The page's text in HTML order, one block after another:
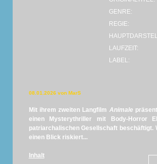
GENRE:
REGIE:
LAUFZEIT:
LABEL:
08.01.2026 von MarS
Mit ihrem zweiten Langfilm Animale
einen Mysterythriller mit Body-
patriarchalischen Gesellschaft beschäftigt.
einen Blick riskiert...
Inhalt